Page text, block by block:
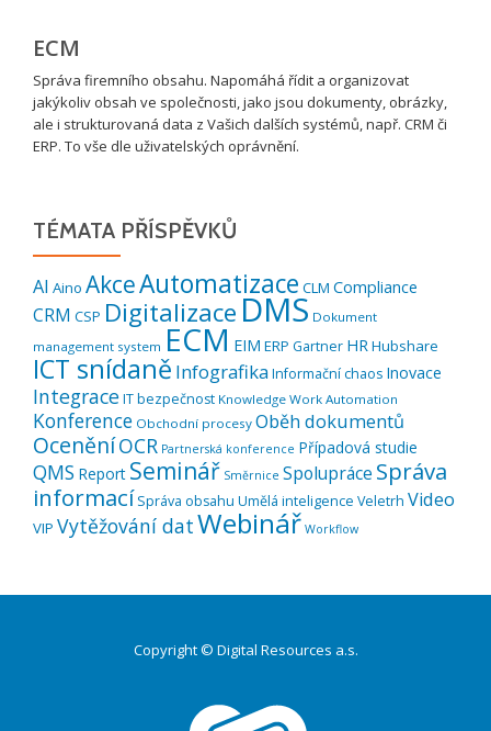
ECM
Správa firemního obsahu. Napomáhá řídit a organizovat
jakýkoliv obsah ve společnosti, jako jsou dokumenty, obrázky,
ale i strukturovaná data z Vašich dalších systémů, např. CRM či
ERP. To vše dle uživatelských oprávnění.
TÉMATA PŘÍSPĚVKŮ
AI Aino AkceAutomatizace CLM Compliance
CRM CSP Digitalizace DMS Dokument
management system ECM EIM ERP Gartner HR Hubshare
ICT snídaně InfografikaInformační chaos Inovace
IntegraceIT bezpečnost Knowledge Work Automation
Konference Obchodní procesy Oběh dokumentů
OceněníOCR Partnerská konference Případová studie
QMS Report Seminář Směrnice Spolupráce Správa
informací Správa obsahu Umělá inteligence Veletrh Video
VIP Vytěžování datWebinář Workflow
Copyright © Digital Resources a.s.